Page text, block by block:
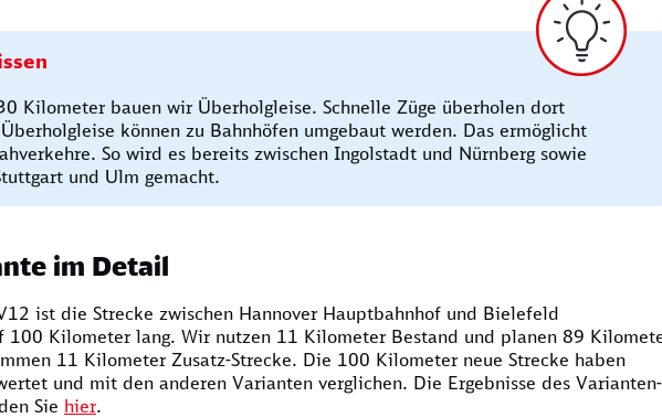
Kilometer bauen wir Überholgleise. Schnelle Züge überholen dort
können zu Bahnhöfen umgebaut werden. Das ermöglicht
So wird es bereits zwischen Ingolstadt und Nürnberg sowie
und Ulm gemacht.
im Detail
ist die Strecke zwischen Hannover Hauptbahnhof und Bielefeld
100 Kilometer lang. Wir nutzen 11 Kilometer Bestand und planen 89
11 Kilometer Zusatz-Strecke. Die 100 Kilometer neue Strecke haben
und mit den anderen Varianten verglichen. Die Ergebnisse des Varianten-
Sie hier.